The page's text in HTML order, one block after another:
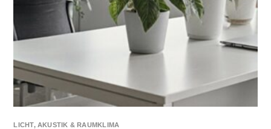
LICHT, AKUSTIK & RAUMKLIMA